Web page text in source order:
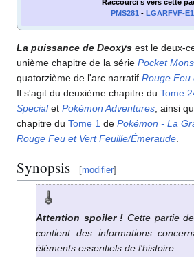
Raccourci s vers cette
PMS281 - LGARFVF-
La puissance de Deoxys est le deux-
unième chapitre de la série Pocket
quatorzième de l'arc narratif Rouge Feu
Il s'agit du deuxième chapitre du Tome
Specialet Pokémon Adventures , ainsi
chapitre du Tome 1 de Pokémon - La
Rouge Feu et Vert Feuille/Émeraude
Synopsis [modifier]
Attention spoiler ! Cette partie
contient des informations
éléments essentiels de l'histoire.